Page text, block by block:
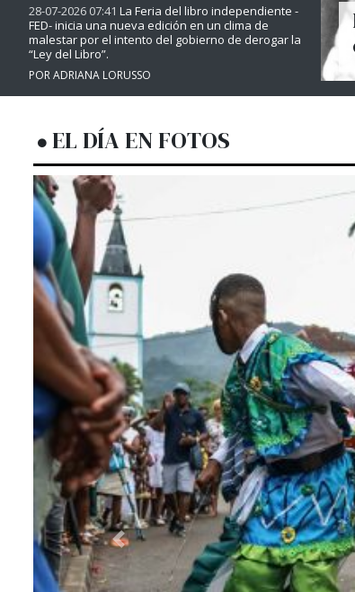
28-07-2026 07:41 La Feria del libro independiente -
FED- inicia una nueva edición en un clima de
malestar por el intento del gobierno de derogar la
“Ley del Libro”.
POR ADRIANA LORUSSO
EL DÍA EN FOTOS
Previous